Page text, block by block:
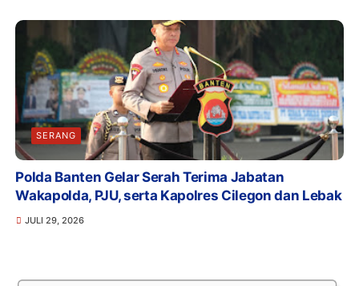
SERANG
Polda Banten Gelar Serah Terima Jabatan
Wakapolda, PJU, serta Kapolres Cilegon dan Lebak
JULI 29, 2026